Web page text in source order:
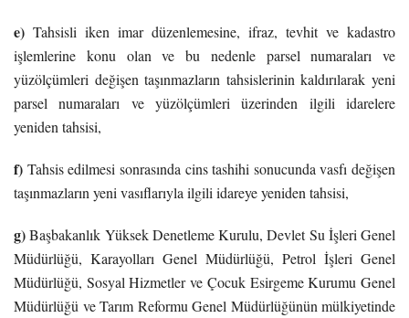
e) Tahsisli iken imar düzenlemesine, ifraz, tevhit ve kadastro
işlemlerine konu olan ve bu nedenle parsel numaraları ve
yüzölçümleri değişen taşınmazların tahsislerinin kaldırılarak yeni
parsel numaraları ve yüzölçümleri üzerinden ilgili idarelere
yeniden tahsisi,
f) Tahsis edilmesi sonrasında cins tashihi sonucunda vasfı değişen
taşınmazların yeni vasıflarıyla ilgili idareye yeniden tahsisi,
g)Başbakanlık Yüksek Denetleme Kurulu, Devlet Su İşleri Genel
Müdürlüğü, Karayolları Genel Müdürlüğü, Petrol İşleri Genel
Müdürlüğü, Sosyal Hizmetler ve Çocuk Esirgeme Kurumu Genel
Müdürlüğü ve Tarım Reformu Genel Müdürlüğünün mülkiyetinde